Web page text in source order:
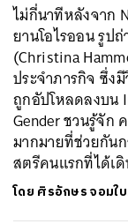
ไม่กี่นาทีหลังจาก
ยานโอไรออน รูป
(Christina
ประจำภารกิจ ซึ่งมี
ถูกอัปโหลดลงบน
Gender ชวนรู้จัก
มากมายที่ช่วยกันก
สตรีคนแรกที่ได้เ
โดย ศิรอักษร จอมใ